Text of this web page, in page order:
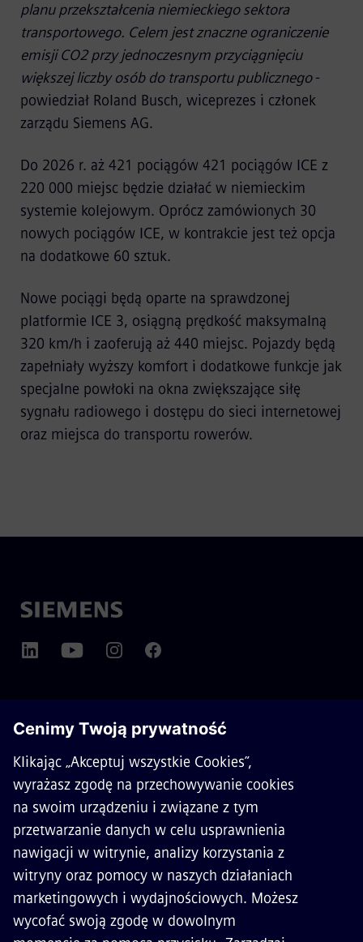
planu przekształcenia niemieckiego sektora
transportowego. Celem jest znaczne ograniczenie
emisji CO2 przy jednoczesnym przyciągnięciu
większej liczby osób do transportu publicznego-
powiedział Roland Busch, wiceprezes i członek
zarządu Siemens AG.
Do 2026 r. aż 421 pociągów 421 pociągów ICE z
220 000 miejsc będzie działać w niemieckim
systemie kolejowym. Oprócz zamówionych 30
nowych pociągów ICE, w kontrakcie jest też opcja
na dodatkowe 60 sztuk.
Nowe pociągi będą oparte na sprawdzonej
platformie ICE 3, osiągną prędkość maksymalną
320 km/h i zaoferują aż 440 miejsc. Pojazdy będą
zapełniały wyższy komfort i dodatkowe funkcje jak
specjalne powłoki na okna zwiększające siłę
sygnału radiowego i dostępu do sieci internetowej
oraz miejsca do transportu rowerów.
O SIEMENS MOBILITY
KONTAKT
KARIERA
Siemens Mobility 2026